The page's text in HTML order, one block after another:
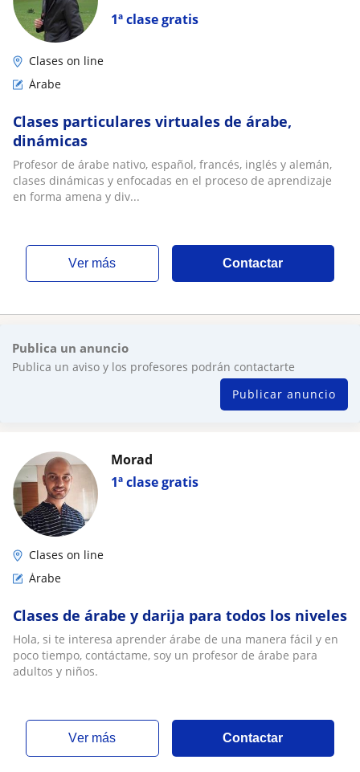
1ª clase gratis
Clases on line
Árabe
Clases particulares virtuales de árabe,
dinámicas
Profesor de árabe nativo, español, francés, inglés y alemán,
clases dinámicas y enfocadas en el proceso de aprendizaje
en forma amena y div...
ver más Contactar
Publica un anuncio
Publica un aviso y los profesores podrán contactarte
Publicar anuncio
1ª clase gratis
Morad
Clases on line
Árabe
Clases de árabe y darija para todos los niveles
Hola, si te interesa aprender árabe de una manera fácil y en
poco tiempo, contáctame, soy un profesor de árabe para
adultos y niños.
ver más Contactar